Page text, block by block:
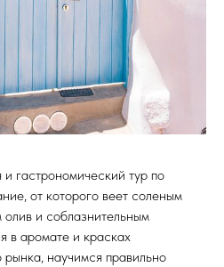
гастрономический тур по
от которого веет соленым
и соблазнительным
в аромате и красках
рынка, научимся правильно